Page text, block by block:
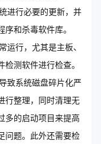
进行必要的更新，并
和杀毒软件库。
运行，尤其是主板、
测软件进行检查。
致系统磁盘碎片化严
行整理，同时清理无
多的启动项目来提高
问题。此外还需要检